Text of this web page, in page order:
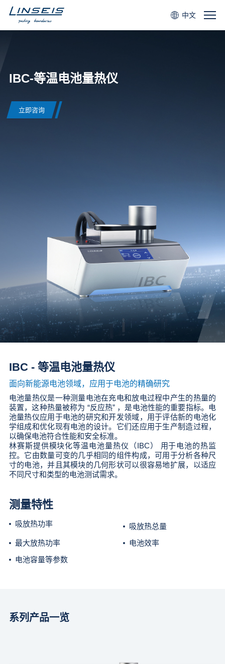
中文
IBC-等温电池量热仪
立即咨询
IBC - 等温电池量热仪
面向新能源电池领域，应用于电池的精确研究
电池量热仪是一种测量电池在充电和放电过程中产生的热量的
装置，这种热量被称为 “反应热” ，是电池性能的重要指标。电
池量热仪应用于电池的研究和开发领域，用于评估新的电池化
学组成和优化现有电池的设计。它们还应用于生产制造过程，
以确保电池符合性能和安全标准。
林赛斯提供模块化等温电池量热仪（IBC） 用于电池的热监
控。它由数量可变的几乎相同的组件构成，可用于分析各种尺
寸的电池，并且其模块的几何形状可以很容易地扩展，以适应
不同尺寸和类型的电池测试需求。
测量特性
吸放热功率
吸放热总量
最大放热功率
电池效率
电池容量等参数
系列产品一览